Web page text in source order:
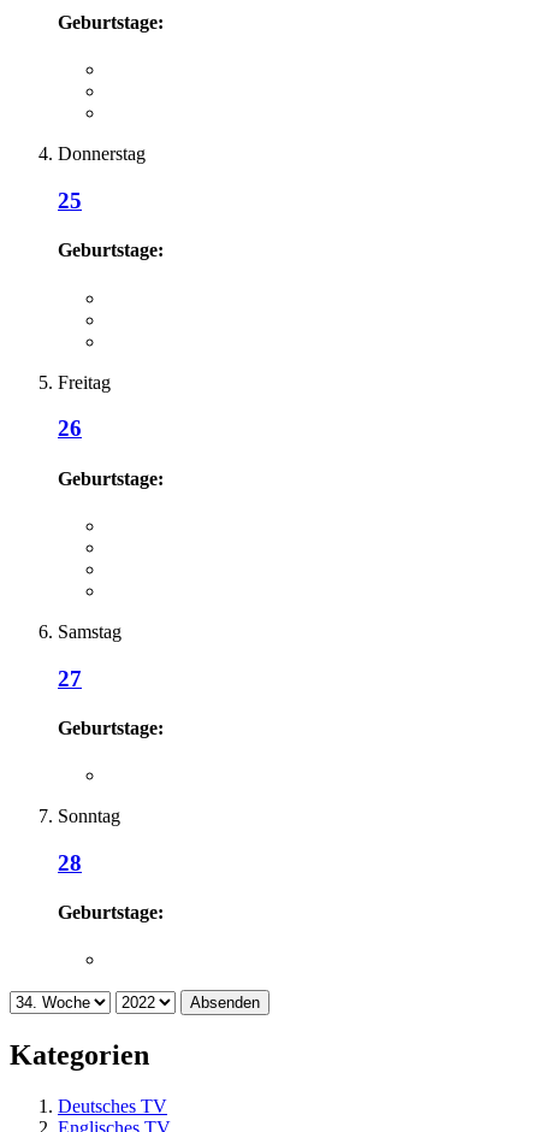
Geburtstage:
Donnerstag
25
Geburtstage:
Freitag
26
Geburtstage:
Samstag
27
Geburtstage:
Sonntag
28
Geburtstage:
Absenden
Kategorien
Deutsches TV